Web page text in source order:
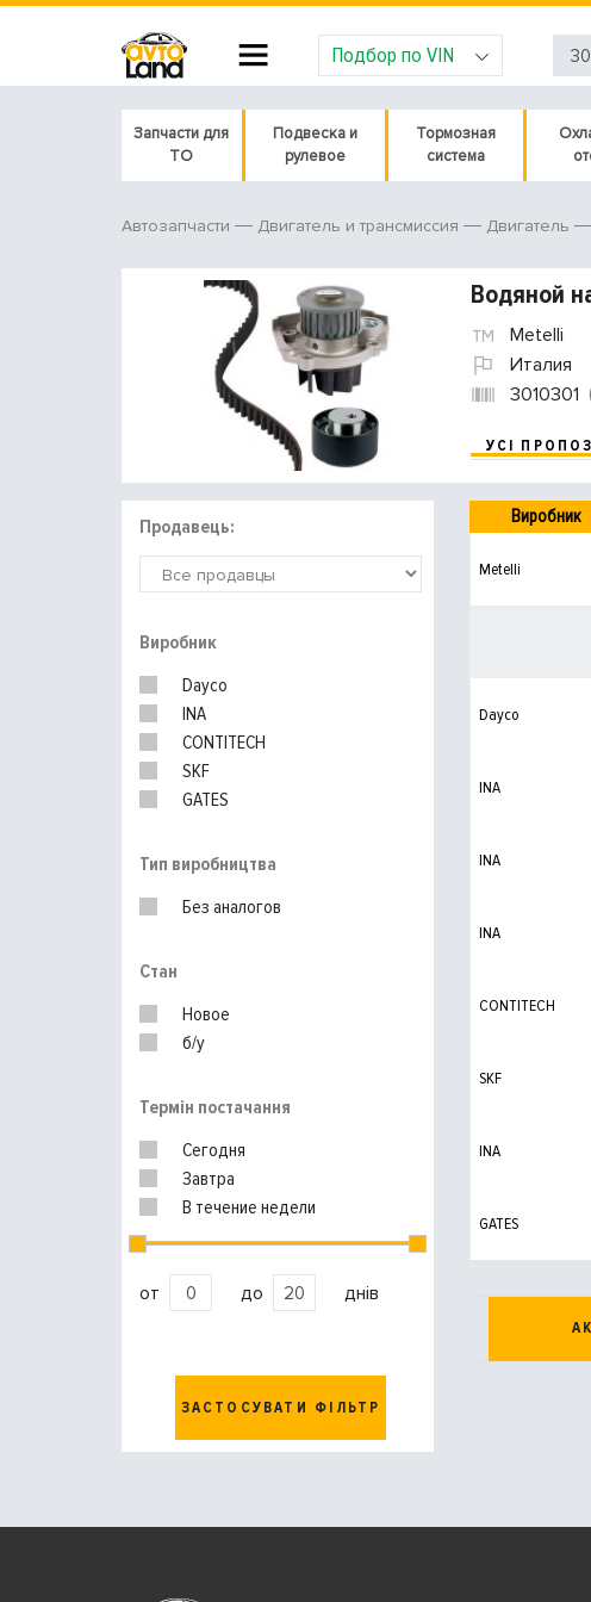
Подбор по VIN
Запчасти для
ТО
Подвеска и
рулевое
Тормозная
система
Автозапчасти Двигатель и трансмиссия Двигатель
Водяной
Metelli
Италия
3010301
УСІ
Продавець:
Виробник
Dayco
INA
CONTITECH
SKF
GATES
Тип виробництва
Без аналогов
Стан
Новое
б/у
Термін постачання
Сегодня
Завтра
В течение недели
от до днів
ЗАСТОСУВАТИ ФІЛЬТР
Виробник
Metelli
Dayco
INA
INA
INA
CONTITECH
SKF
INA
GATES